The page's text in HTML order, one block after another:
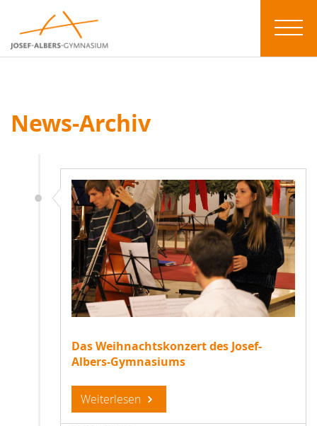
News-Archiv
Das Weihnachtskonzert des Josef-
Albers-Gymnasiums
Weiterlesen